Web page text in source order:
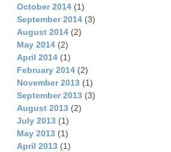
October 2014 (1)
September 2014 (3)
August 2014 (2)
May 2014 (2)
April 2014 (1)
February 2014 (2)
November 2013 (1)
September 2013 (3)
August 2013 (2)
July 2013 (1)
May 2013 (1)
April 2013 (1)